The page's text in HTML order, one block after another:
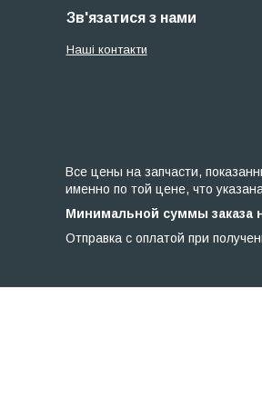
Зв'язатися з нами
Наші контакти
Все цены на запчасти,
именно по той цене, что
Минимальной суммы заказа
Отправка с оплатой при